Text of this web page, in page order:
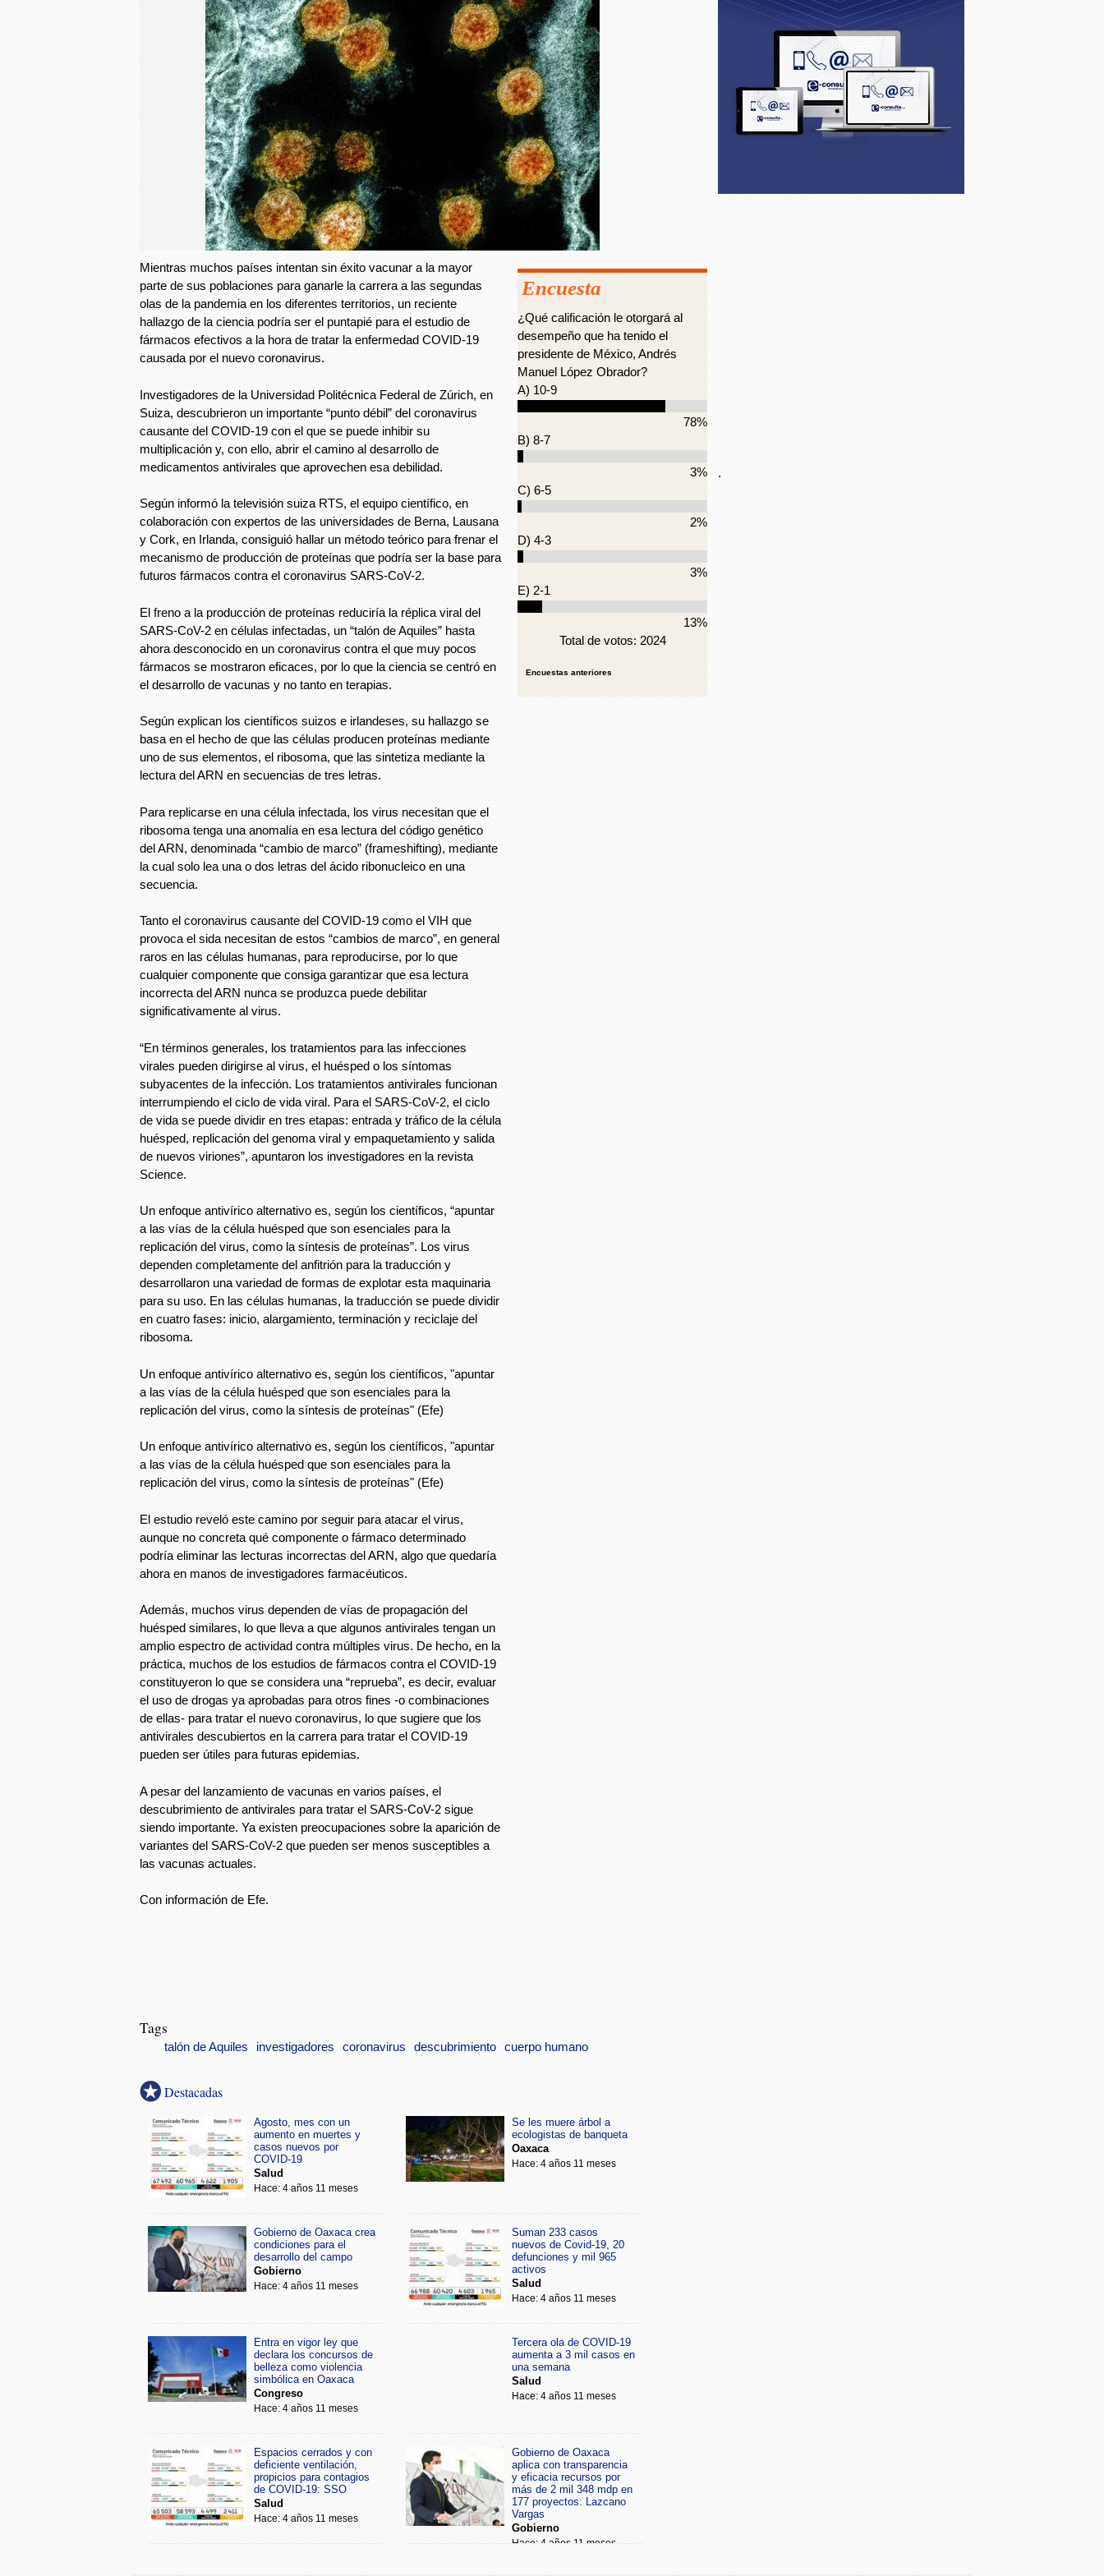
Mientras muchos países intentan sin éxito vacunar a la mayor
parte de sus poblaciones para ganarle la carrera a las segundas
olas de la pandemia en los diferentes territorios, un reciente
hallazgo de la ciencia podría ser el puntapié para el estudio de
fármacos efectivos a la hora de tratar la enfermedad COVID-19
causada por el nuevo coronavirus.
Investigadores de la Universidad Politécnica Federal de Zúrich, en
Suiza, descubrieron un importante “punto débil” del coronavirus
causante del COVID-19 con el que se puede inhibir su
multiplicación y, con ello, abrir el camino al desarrollo de
medicamentos antivirales que aprovechen esa debilidad.
Según informó la televisión suiza RTS, el equipo científico, en
colaboración con expertos de las universidades de Berna, Lausana
y Cork, en Irlanda, consiguió hallar un método teórico para frenar el
mecanismo de producción de proteínas que podría ser la base para
futuros fármacos contra el coronavirus SARS-CoV-2.
El freno a la producción de proteínas reduciría la réplica viral del
SARS-CoV-2 en células infectadas, un “talón de Aquiles” hasta
ahora desconocido en un coronavirus contra el que muy pocos
fármacos se mostraron eficaces, por lo que la ciencia se centró en
el desarrollo de vacunas y no tanto en terapias.
Según explican los científicos suizos e irlandeses, su hallazgo se
basa en el hecho de que las células producen proteínas mediante
uno de sus elementos, el ribosoma, que las sintetiza mediante la
lectura del ARN en secuencias de tres letras.
Para replicarse en una célula infectada, los virus necesitan que el
ribosoma tenga una anomalía en esa lectura del código genético
del ARN, denominada “cambio de marco” (frameshifting), mediante
la cual solo lea una o dos letras del ácido ribonucleico en una
secuencia.
Tanto el coronavirus causante del COVID-19 como el VIH que
provoca el sida necesitan de estos “cambios de marco”, en general
raros en las células humanas, para reproducirse, por lo que
cualquier componente que consiga garantizar que esa lectura
incorrecta del ARN nunca se produzca puede debilitar
significativamente al virus.
“En términos generales, los tratamientos para las infecciones
virales pueden dirigirse al virus, el huésped o los síntomas
subyacentes de la infección. Los tratamientos antivirales funcionan
interrumpiendo el ciclo de vida viral. Para el SARS-CoV-2, el ciclo
de vida se puede dividir en tres etapas: entrada y tráfico de la célula
huésped, replicación del genoma viral y empaquetamiento y salida
de nuevos viriones”, apuntaron los investigadores en la revista
Science.
Un enfoque antivírico alternativo es, según los científicos, “apuntar
a las vías de la célula huésped que son esenciales para la
replicación del virus, como la síntesis de proteínas”. Los virus
dependen completamente del anfitrión para la traducción y
desarrollaron una variedad de formas de explotar esta maquinaria
para su uso. En las células humanas, la traducción se puede dividir
en cuatro fases: inicio, alargamiento, terminación y reciclaje del
ribosoma.
Un enfoque antivírico alternativo es, según los científicos, "apuntar
a las vías de la célula huésped que son esenciales para la
replicación del virus, como la síntesis de proteínas" (Efe)
Un enfoque antivírico alternativo es, según los científicos, "apuntar
a las vías de la célula huésped que son esenciales para la
replicación del virus, como la síntesis de proteínas" (Efe)
El estudio reveló este camino por seguir para atacar el virus,
aunque no concreta qué componente o fármaco determinado
podría eliminar las lecturas incorrectas del ARN, algo que quedaría
ahora en manos de investigadores farmacéuticos.
Además, muchos virus dependen de vías de propagación del
huésped similares, lo que lleva a que algunos antivirales tengan un
amplio espectro de actividad contra múltiples virus. De hecho, en la
práctica, muchos de los estudios de fármacos contra el COVID-19
constituyeron lo que se considera una “reprueba”, es decir, evaluar
el uso de drogas ya aprobadas para otros fines -o combinaciones
de ellas- para tratar el nuevo coronavirus, lo que sugiere que los
antivirales descubiertos en la carrera para tratar el COVID-19
pueden ser útiles para futuras epidemias.
A pesar del lanzamiento de vacunas en varios países, el
descubrimiento de antivirales para tratar el SARS-CoV-2 sigue
siendo importante. Ya existen preocupaciones sobre la aparición de
variantes del SARS-CoV-2 que pueden ser menos susceptibles a
las vacunas actuales.
Con información de Efe.
Encuesta
¿Qué calificación le otorgará al
desempeño que ha tenido el
presidente de México, Andrés
Manuel López Obrador?
A) 10-9
78%
B) 8-7
3%
C) 6-5
2%
D) 4-3
3%
E) 2-1
13%
Total de votos: 2024
Encuestas anteriores
Tags
talón de Aquiles investigadores coronavirus descubrimiento cuerpo humano
Destacadas
Agosto, mes con un
aumento en muertes y
casos nuevos por
COVID-19
Salud
Hace: 4 años 11 meses
Se les muere árbol a
ecologistas de banqueta
Oaxaca
Hace: 4 años 11 meses
Gobierno de Oaxaca crea
condiciones para el
desarrollo del campo
Gobierno
Hace: 4 años 11 meses
Suman 233 casos
nuevos de Covid-19, 20
defunciones y mil 965
activos
Salud
Hace: 4 años 11 meses
Entra en vigor ley que
declara los concursos de
belleza como violencia
simbólica en Oaxaca
Congreso
Hace: 4 años 11 meses
Tercera ola de COVID-19
aumenta a 3 mil casos en
una semana
Salud
Hace: 4 años 11 meses
Espacios cerrados y con
deficiente ventilación,
propicios para contagios
de COVID-19: SSO
Salud
Hace: 4 años 11 meses
Gobierno de Oaxaca
aplica con transparencia
y eficacia recursos por
más de 2 mil 348 mdp en
177 proyectos: Lazcano
Vargas
Gobierno
Hace: 4 años 11 meses
.